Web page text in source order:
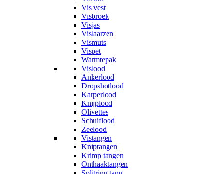
Vis vest
Visbroek
Visjas
Vislaarzen
Vismuts
Vispet
Warmtepak
Vislood
Ankerlood
Dropshotlood
Karperlood
Knijplood
Olivettes
Schuiflood
Zeelood
Vistangen
Kniptangen
Krimp tangen
Onthaaktangen